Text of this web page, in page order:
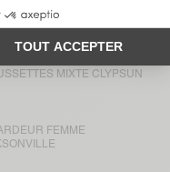
FEMME GIXY
MIXTE CLYPSUN
FEMME